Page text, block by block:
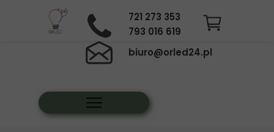
721 273 353
793 016 619
biuro@orled24.pl